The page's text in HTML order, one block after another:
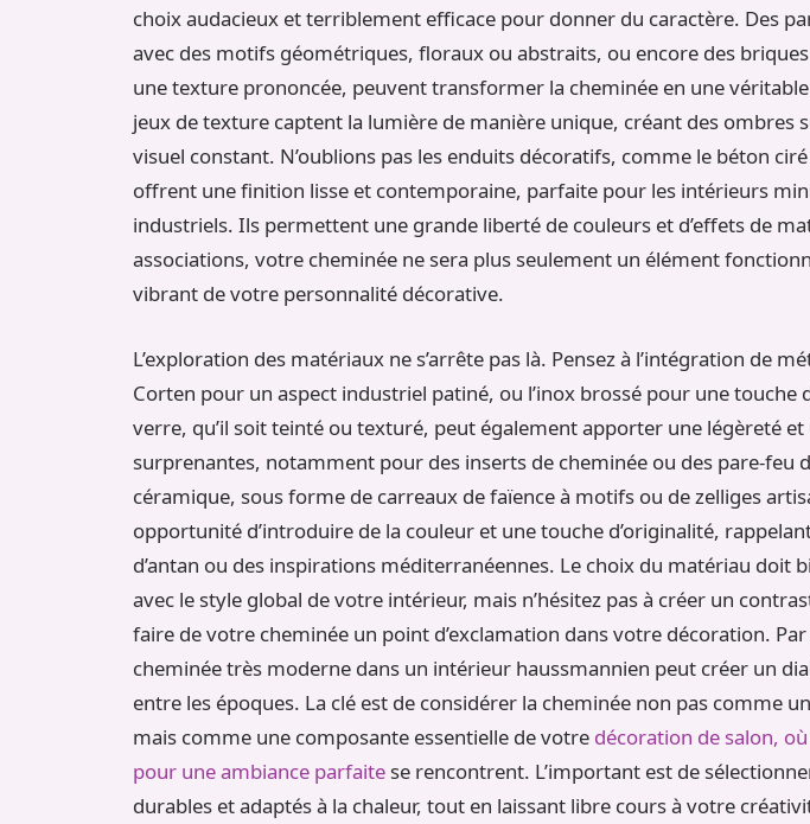
choix audacieux et terriblement efficace pour donner du caractère. Des
avec des motifs géométriques, floraux ou abstraits, ou encore des
une texture prononcée, peuvent transformer la cheminée en une
jeux de texture captent la lumière de manière unique, créant des ombres
visuel constant. N’oublions pas les enduits décoratifs, comme le béton
offrent une finition lisse et contemporaine, parfaite pour les intérieurs
industriels. Ils permettent une grande liberté de couleurs et d’effets de
associations, votre cheminée ne sera plus seulement un élément
vibrant de votre personnalité décorative.
L’exploration des matériaux ne s’arrête pas là. Pensez à l’intégration de
Corten pour un aspect industriel patiné, ou l’inox brossé pour une touche
verre, qu’il soit teinté ou texturé, peut également apporter une légèreté
surprenantes, notamment pour des inserts de cheminée ou des pare-feu
céramique, sous forme de carreaux de faïence à motifs ou de zelliges
opportunité d’introduire de la couleur et une touche d’originalité,
d’antan ou des inspirations méditerranéennes. Le choix du matériau doit
avec le style global de votre intérieur, mais n’hésitez pas à créer un
faire de votre cheminée un point d’exclamation dans votre décoration.
cheminée très moderne dans un intérieur haussmannien peut créer un
entre les époques. La clé est de considérer la cheminée non pas comme
mais comme une composante essentielle de votre décoration de salon,
pour une ambiance parfaite se rencontrent. L’important est de
durables et adaptés à la chaleur, tout en laissant libre cours à votre